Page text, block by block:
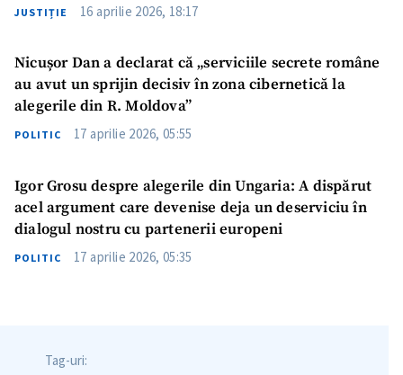
JUSTIȚIE 16 aprilie 2026, 18:17
Nicușor Dan a declarat că „serviciile secrete române
au avut un sprijin decisiv în zona cibernetică la
alegerile din R. Moldova”
POLITIC 17 aprilie 2026, 05:55
Igor Grosu despre alegerile din Ungaria: A dispărut
acel argument care devenise deja un deserviciu în
dialogul nostru cu partenerii europeni
POLITIC 17 aprilie 2026, 05:35
Tag-uri: